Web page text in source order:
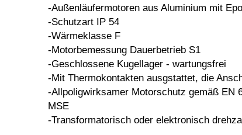
-Außenläufermotoren aus Aluminium mit
-Schutzart IP 54
-Wärmeklasse F
-Motorbemessung Dauerbetrieb S1
-Geschlossene Kugellager - wartungsfrei
-Mit Thermokontakten ausgstattet, die
-Allpoligwirksamer Motorschutz gemäß EN
MSE
-Transformatorisch oder elektronisch